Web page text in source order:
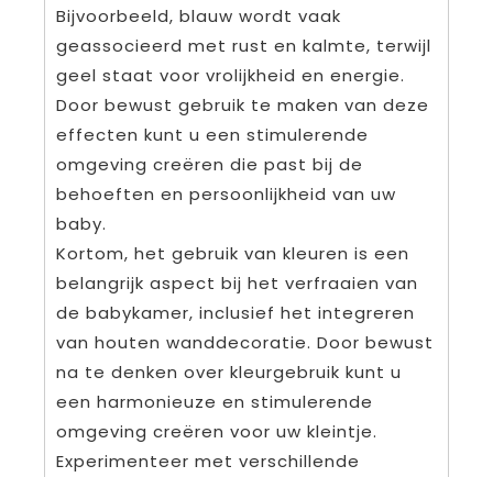
Bijvoorbeeld, blauw wordt vaak
geassocieerd met rust en kalmte, terwijl
geel staat voor vrolijkheid en energie.
Door bewust gebruik te maken van deze
effecten kunt u een stimulerende
omgeving creëren die past bij de
behoeften en persoonlijkheid van uw
baby.
Kortom, het gebruik van kleuren is een
belangrijk aspect bij het verfraaien van
de babykamer, inclusief het integreren
van houten wanddecoratie. Door bewust
na te denken over kleurgebruik kunt u
een harmonieuze en stimulerende
omgeving creëren voor uw kleintje.
Experimenteer met verschillende